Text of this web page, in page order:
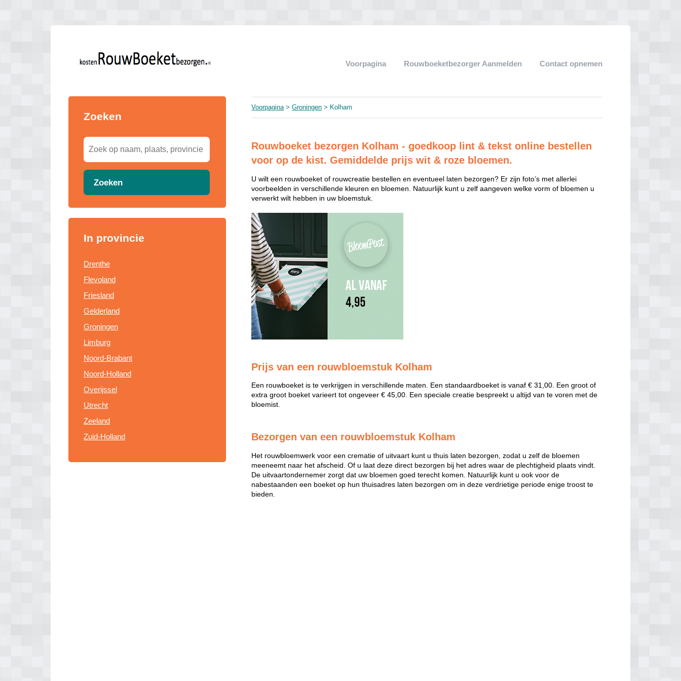
Voorpagina Rouwboeketbezorger Aanmelden Contact opnemen
Zoeken
Zoeken
In provincie
Drenthe
Flevoland
Friesland
Gelderland
Groningen
Limburg
Noord-Brabant
Noord-Holland
Overijssel
Utrecht
Zeeland
Zuid-Holland
Voorpagina>Groningen > Kolham
Rouwboeket bezorgen Kolham - goedkoop lint & tekst online bestellen
voor op de kist. Gemiddelde prijs wit & roze bloemen.
U wilt een rouwboeket of rouwcreatie bestellen en eventueel laten bezorgen? Er zijn foto’s met allerlei
voorbeelden in verschillende kleuren en bloemen. Natuurlijk kunt u zelf aangeven welke vorm of bloemen u
verwerkt wilt hebben in uw bloemstuk.
Prijs van een rouwbloemstuk Kolham
Een rouwboeket is te verkrijgen in verschillende maten. Een standaardboeket is vanaf € 31,00. Een groot of
extra groot boeket varieert tot ongeveer € 45,00. Een speciale creatie bespreekt u altijd van te voren met de
bloemist.
Bezorgen van een rouwbloemstuk Kolham
Het rouwbloemwerk voor een crematie of uitvaart kunt u thuis laten bezorgen, zodat u zelf de bloemen
meeneemt naar het afscheid. Of u laat deze direct bezorgen bij het adres waar de plechtigheid plaats vindt.
De uitvaartondernemer zorgt dat uw bloemen goed terecht komen. Natuurlijk kunt u ook voor de
nabestaanden een boeket op hun thuisadres laten bezorgen om in deze verdrietige periode enige troost te
bieden.